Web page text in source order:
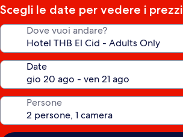
Scegli le date per vedere i prezzi
Dove vuoi andare?
Date
Persone